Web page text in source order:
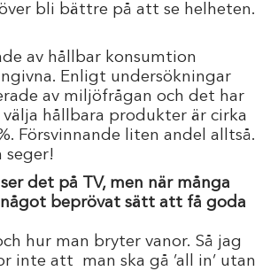
bli bättre på att se helheten.
av hållbar konsumtion
Enligt undersökningar
av miljöfrågan och det har
hållbara produkter är cirka
Försvinnande liten andel alltså.
seger!
det på TV, men när många
beprövat sätt att få goda
hur man bryter vanor. Så jag
att man ska gå ’all in’ utan